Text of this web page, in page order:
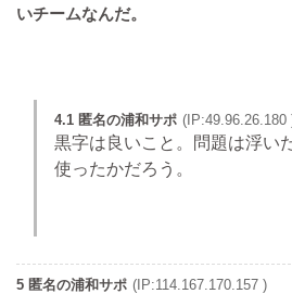
いチームなんだ。
4.1 匿名の浦和サポ (IP:49.96.26.180
黒字は良いこと。問題は浮い
使ったかだろう。
5 匿名の浦和サポ (IP:114.167.170.157 )